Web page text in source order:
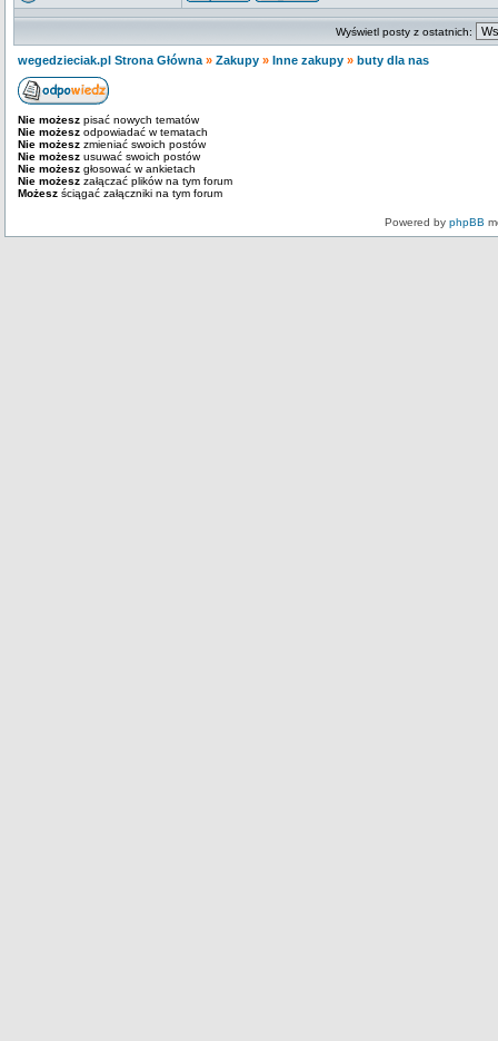
Wyświetl posty z ostatnich:
wegedzieciak.pl Strona Główna » Zakupy » Inne zakupy » buty dla nas
Nie możesz pisać nowych tematów
Nie możesz odpowiadać w tematach
Nie możesz zmieniać swoich postów
Nie możesz usuwać swoich postów
Nie możesz głosować w ankietach
Nie możesz załączać plików na tym forum
Możesz ściągać załączniki na tym forum
Powered by phpBB